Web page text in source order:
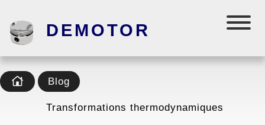
DEMOTOR
Blog
Transformations thermodynamiques